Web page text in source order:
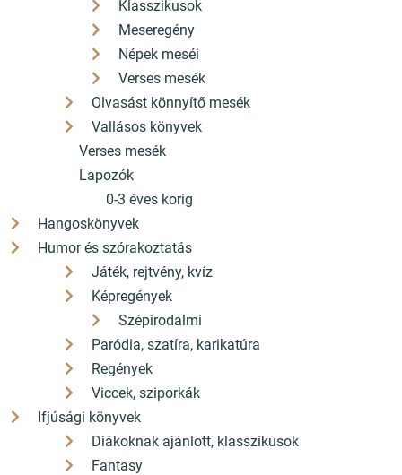
Klasszikusok
Meseregény
Népek meséi
Verses mesék
Olvasást könnyítő mesék
Vallásos könyvek
Verses mesék
Lapozók
0-3 éves korig
Hangoskönyvek
Humor és szórakoztatás
Játék, rejtvény, kvíz
Képregények
Szépirodalmi
Paródia, szatíra, karikatúra
Regények
Viccek, sziporkák
Ifjúsági könyvek
Diákoknak ajánlott, klasszikusok
Fantasy